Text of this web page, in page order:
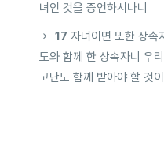
녀인 것을 증언하시나니
17 자녀이면 또한 상속
도와 함께 한 상속자니 우
고난도 함께 받아야 할 것